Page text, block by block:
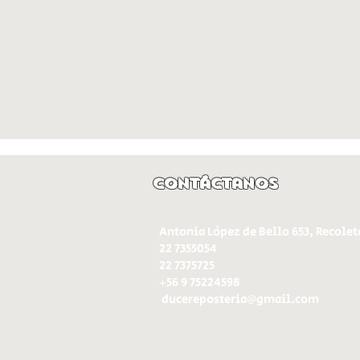
Contáctanos
Antonia López de Bello 653,
22 7355054
22 7375725
+56 9 75224598
ducereposteria@gmail.com